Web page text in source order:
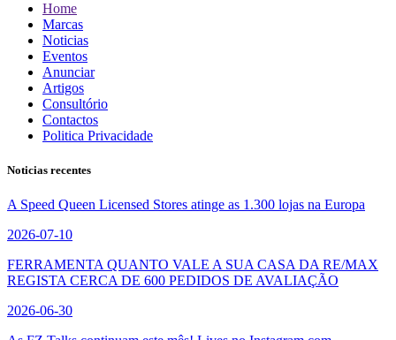
Home
Marcas
Noticias
Eventos
Anunciar
Artigos
Consultório
Contactos
Politica Privacidade
Noticias recentes
A Speed Queen Licensed Stores atinge as 1.300 lojas na Europa
2026-07-10
FERRAMENTA QUANTO VALE A SUA CASA DA RE/MAX
REGISTA CERCA DE 600 PEDIDOS DE AVALIAÇÃO
2026-06-30